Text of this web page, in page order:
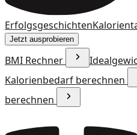
Erfolgsgeschichten
Jetzt ausprobieren
BMI Rechner
Kalorienbedarf berechnen
berechnen